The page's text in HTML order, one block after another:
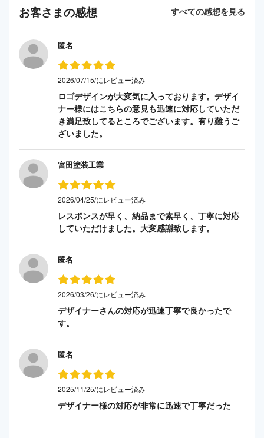
お客さまの感想 すべての感想を見る
匿名
2026/07/15/にレビュー済み
ロゴデザインが大変気に入っております。デザイ
ナー様にはこちらの意見も迅速に対応していただ
き満足致してるところでございます。有り難うご
ざいました。
宮田塗装工業
2026/04/25/にレビュー済み
レスポンスが早く、納品まで素早く、丁寧に対応
していただけました。大変感謝致します。
匿名
2026/03/26/にレビュー済み
デザイナーさんの対応が迅速丁寧で良かったで
す。
匿名
2025/11/25/にレビュー済み
デザイナー様の対応が非常に迅速で丁寧だった